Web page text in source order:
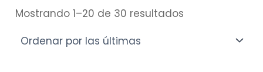
Mostrando 1–20 de 30 resultados